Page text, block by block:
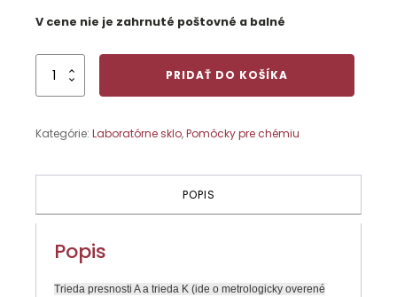
V cene nie je zahrnuté poštovné a balné
množstvo
PRIDAŤ DO KOŠÍKA
Kategórie: Laboratórne sklo,Pomôcky pre chémiu
POPIS
Popis
Trieda presnosti A a trieda K (ide o metrologicky overené